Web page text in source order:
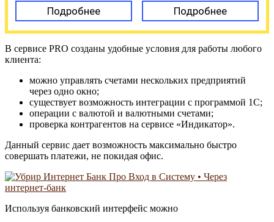
Подробнее Подробнее
В сервисе PRO созданы удобные условия для работы любого
клиента:
можно управлять счетами нескольких предприятий
через одно окно;
существует возможность интеграции с программой 1С;
операции с валютой и валютными счетами;
проверка контрагентов на сервисе «Индикатор».
Данный сервис дает возможность максимально быстро
совершать платежи, не покидая офис.
Используя банковский интерфейс можно